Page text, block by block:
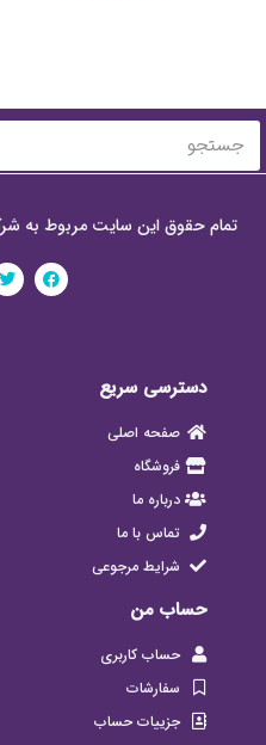
تمام حقوق این سایت مربوط به
دسترسی سریع
صفحه اصلی
فروشگاه
درباره ما
تماس با ما
شرایط مرجوعی
حساب من
حساب کاربری
سفارشات
جزییات حساب